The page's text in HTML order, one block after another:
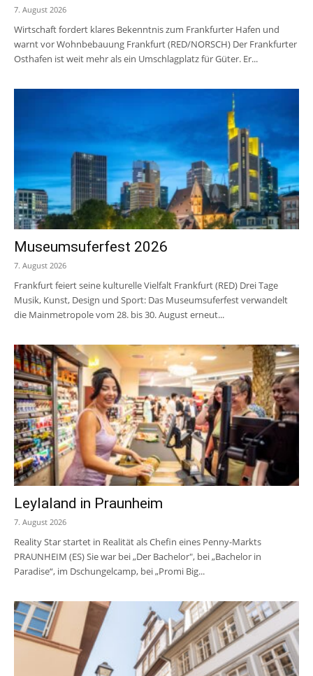
7. August 2026
Wirtschaft fordert klares Bekenntnis zum Frankfurter Hafen und
warnt vor Wohnbebauung Frankfurt (RED/NORSCH) Der Frankfurter
Osthafen ist weit mehr als ein Umschlagplatz für Güter. Er...
Museumsuferfest 2026
7. August 2026
Frankfurt feiert seine kulturelle Vielfalt Frankfurt (RED) Drei Tage
Musik, Kunst, Design und Sport: Das Museumsuferfest verwandelt
die Mainmetropole vom 28. bis 30. August erneut...
Leylaland in Praunheim
7. August 2026
Reality Star startet in Realität als Chefin eines Penny-Markts
PRAUNHEIM (ES) Sie war bei „Der Bachelor", bei „Bachelor in
Paradise“, im Dschungelcamp, bei „Promi Big...